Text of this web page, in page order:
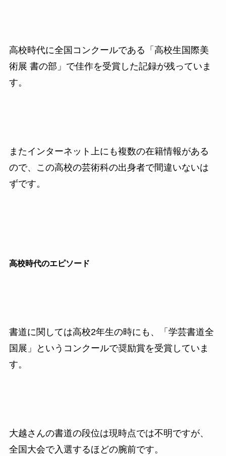
高校時代に全国コンクールである「高校生国際美
術展 書の部」で佳作を受賞した記録が残っていま
す。
またインターネット上にも複数の在籍情報がある
ので、この高校の芸術科の出身者で間違いないは
ずです。
高校時代のエピソード
書道に関しては高校2年生の時にも、「学芸書道全
国展」というコンクールで奨励賞を受賞していま
す。
大越さんの書道の段位は現時点では不明ですが、
全国大会で入選するほどの腕前です。